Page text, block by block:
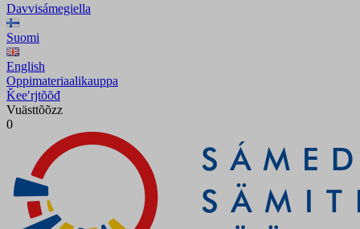
Davvisámegiella
Suomi
English
Oppimateriaalikauppa
Ǩeeʹrjtõõđ
Vuästtõõzz
0